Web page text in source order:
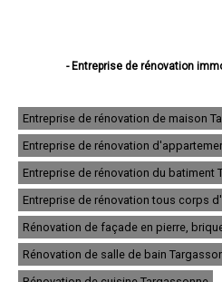
- Entreprise de rénovation
- Entreprise de rénovation
- Entreprise de rénovation
- Entreprise de rénovation
- Entreprise de rénovation immobilière à
- Entreprise de rénovation
- Entreprise de rénovation
- Entreprise de rénovation
- Entreprise de rénovation
- Entreprise de rénovation
- Entreprise de rénovation
- Entreprise de rénovation
Entreprise de rénovation de maison
Entreprise de rénovation
Entreprise de rénovation du batiment
Entreprise de rénovation tous corps
Rénovation de façade en pierre,
Rénovation de salle de bain